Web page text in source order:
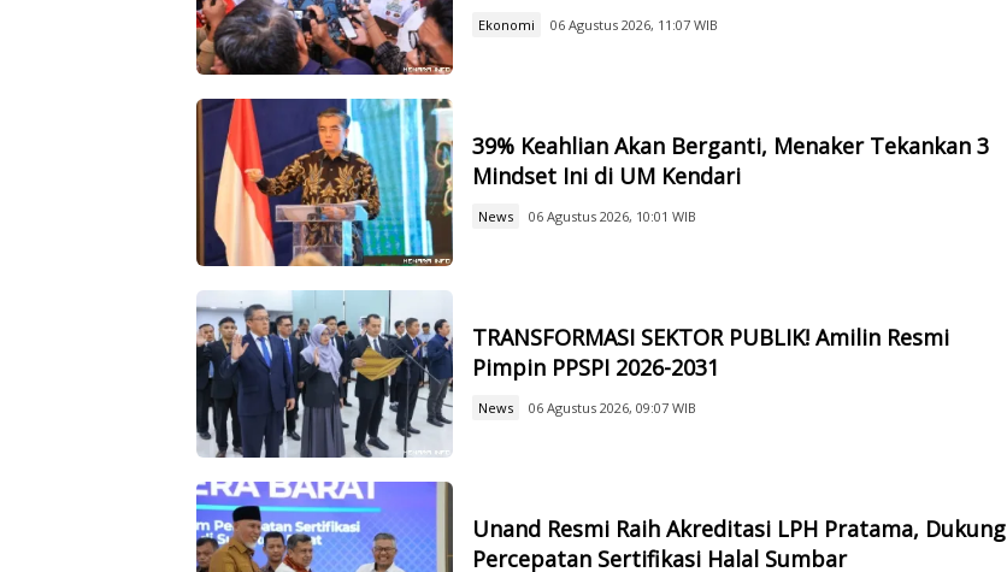
Ekonomi 06 Agustus 2026, 11:07 WIB
39% Keahlian Akan Berganti, Menaker Tekankan 3
Mindset Ini di UM Kendari
News 06 Agustus 2026, 10:01 WIB
TRANSFORMASI SEKTOR PUBLIK! Amilin Resmi
Pimpin PPSPI 2026-2031
News 06 Agustus 2026, 09:07 WIB
Unand Resmi Raih Akreditasi LPH Pratama, Dukung
Percepatan Sertifikasi Halal Sumbar